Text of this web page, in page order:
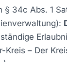
§ 34c Abs. 1
Kreis – Der